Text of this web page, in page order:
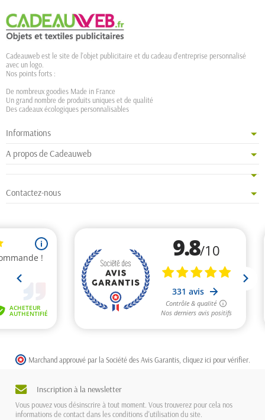
Cadeauweb est le site de l'objet publicitaire et du cadeau d'entreprise personnalisé
avec un logo.
Nos points forts :
De nombreux goodies Made in France
Un grand nombre de produits uniques et de qualité
Des cadeaux écologiques personnalisables
Informations
A propos de Cadeauweb
Contactez-nous
Marchand approuvé par la Société des Avis Garantis, cliquez ici pour vérifier
Inscription à la newsletter
Vous pouvez vous désinscrire à tout moment. Vous trouverez pour cela nos
informations de contact dans les conditions d'utilisation du site.